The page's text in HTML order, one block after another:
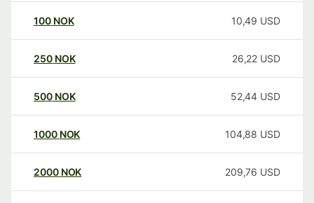
100 NOK 10,49 USD
250 NOK 26,22 USD
500 NOK 52,44 USD
1000 NOK 104,88 USD
2000 NOK 209,76 USD